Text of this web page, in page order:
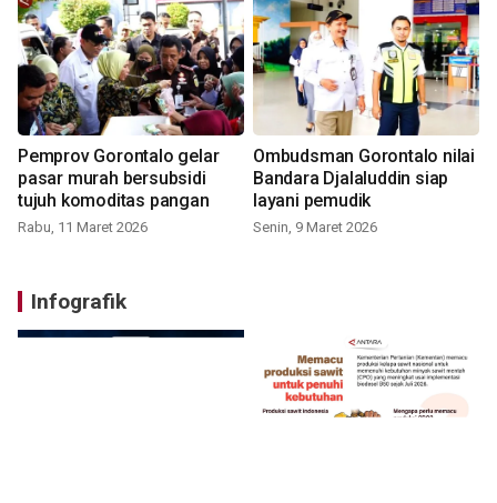
Pemprov Gorontalo gelar
pasar murah bersubsidi
tujuh komoditas pangan
Rabu, 11 Maret 2026
Ombudsman Gorontalo nilai
Bandara Djalaluddin siap
layani pemudik
Senin, 9 Maret 2026
Infografik